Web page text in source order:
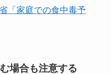
「家庭での食中毒予
場合も注意する